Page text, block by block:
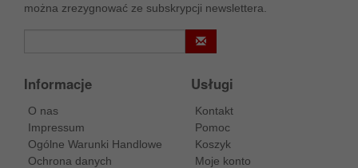
można zrezygnować ze subskrypcji newslettera.
Informacje
O nas
Impressum
Ogólne Warunki Handlowe
Ochrona danych
Usługi
Kontakt
Pomoc
Koszyk
Moje konto